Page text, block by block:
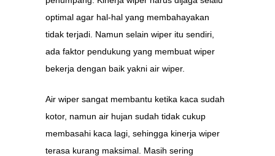
optimal agar hal-hal yang membahayakan
tidak terjadi. Namun selain wiper itu sendiri,
ada faktor pendukung yang membuat wiper
bekerja dengan baik yakni air wiper.
Air wiper sangat membantu ketika kaca sudah
kotor, namun air hujan sudah tidak cukup
membasahi kaca lagi, sehingga kinerja wiper
terasa kurang maksimal. Masih sering